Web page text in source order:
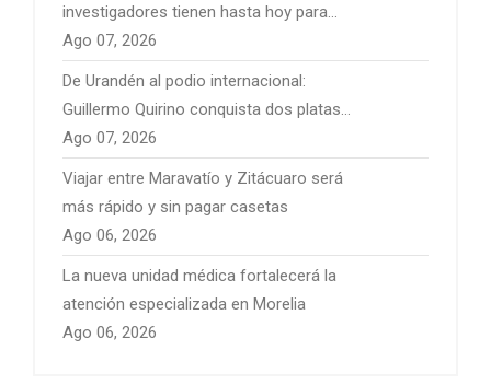
investigadores tienen hasta hoy para
presentar sus proyectos
Ago 07, 2026
De Urandén al podio internacional:
Guillermo Quirino conquista dos platas
para México
Ago 07, 2026
Viajar entre Maravatío y Zitácuaro será
más rápido y sin pagar casetas
Ago 06, 2026
La nueva unidad médica fortalecerá la
atención especializada en Morelia
Ago 06, 2026